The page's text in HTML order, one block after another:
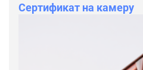
Сертификат на камеру